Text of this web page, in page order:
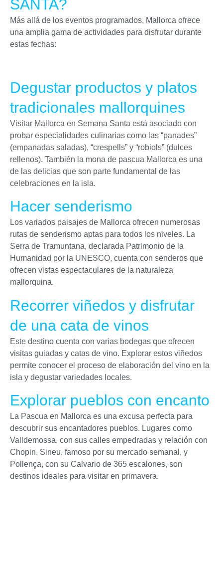
SANTA?
Más allá de los eventos programados, Mallorca ofrece
una amplia gama de actividades para disfrutar durante
estas fechas:
Degustar productos y platos
tradicionales mallorquines
Visitar Mallorca en Semana Santa está asociado con
probar especialidades culinarias como las “panades”
(empanadas saladas), “crespells” y “robiols” (dulces
rellenos). También la mona de pascua Mallorca es una
de las delicias que son parte fundamental de las
celebraciones en la isla.
Hacer senderismo
Los variados paisajes de Mallorca ofrecen numerosas
rutas de senderismo aptas para todos los niveles. La
Serra de Tramuntana, declarada Patrimonio de la
Humanidad por la UNESCO, cuenta con senderos que
ofrecen vistas espectaculares de la naturaleza
mallorquina.
Recorrer viñedos y disfrutar
de una cata de vinos
Este destino cuenta con varias bodegas que ofrecen
visitas guiadas y catas de vino. Explorar estos viñedos
permite conocer el proceso de elaboración del vino en la
isla y degustar variedades locales.
Explorar pueblos con encanto
La Pascua en Mallorca es una excusa perfecta para
descubrir sus encantadores pueblos. Lugares como
Valldemossa, con sus calles empedradas y relación con
Chopin, Sineu, famoso por su mercado semanal, y
Pollença, con su Calvario de 365 escalones, son
destinos ideales para visitar en primavera.